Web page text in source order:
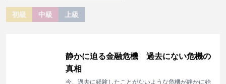
初級 中級 上級
静かに迫る金融危機 過去にない危機の
真相
今、過去に経験したことがないような危機が静かに始